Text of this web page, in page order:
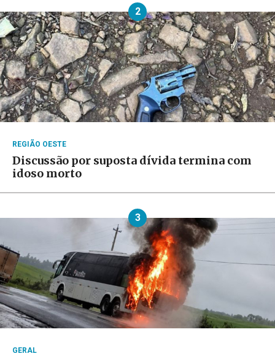
2
REGIÃO OESTE
Discussão por suposta dívida termina com
idoso morto
3
GERAL